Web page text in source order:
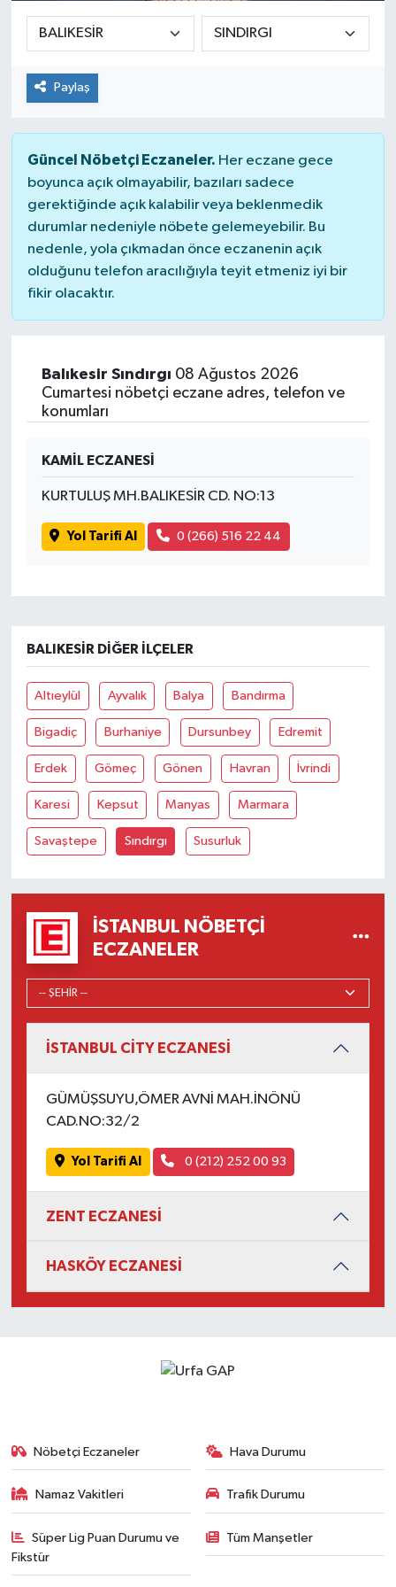
Paylaş
Güncel Nöbetçi Eczaneler. Her eczane gece
boyunca açık olmayabilir, bazıları sadece
gerektiğinde açık kalabilir veya beklenmedik
durumlar nedeniyle nöbete gelemeyebilir. Bu
nedenle, yola çıkmadan önce eczanenin açık
olduğunu telefon aracılığıyla teyit etmeniz iyi bir
fikir olacaktır.
Balıkesir Sındırgı 08 Ağustos 2026
Cumartesi nöbetçi eczane adres, telefon ve
konumları
KAMİL ECZANESİ
KURTULUŞ MH.BALIKESİR CD. NO:13
Yol Tarifi Al 0 (266) 516 22 44
BALIKESIR DIĞER İLÇELER
Altıeylül Ayvalık Balya Bandırma
Bigadiç Burhaniye Dursunbey Edremit
Erdek Gömeç Gönen Havran İvrindi
Karesi Kepsut Manyas Marmara
Savaştepe Sındırgı Susurluk
İSTANBUL NÖBETÇI
ECZANELER
İSTANBUL CİTY ECZANESİ
GÜMÜŞSUYU,ÖMER AVNİ MAH.İNÖNÜ
CAD.NO:32/2
Yol Tarifi Al 0 (212) 252 00 93
ZENT ECZANESİ
HASKÖY ECZANESİ
Nöbetçi Eczaneler Hava Durumu
Namaz Vakitleri Trafik Durumu
Süper Lig Puan Durumu ve
Fikstür
Tüm Manşetler